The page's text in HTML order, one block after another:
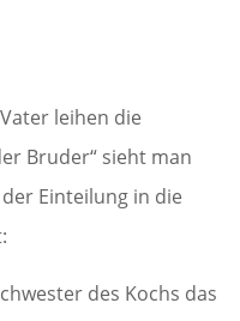
leihen die
Bruder“ sieht man
Einteilung in die
des Kochs das